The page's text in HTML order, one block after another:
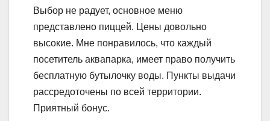
Выбор не радует, основное меню
представлено пиццей. Цены довольно
высокие. Мне понравилось, что каждый
посетитель аквапарка, имеет право получить
бесплатную бутылочку воды. Пункты выдачи
рассредоточены по всей территории.
Приятный бонус.